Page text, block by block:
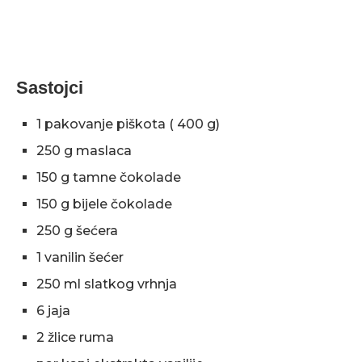
Sastojci
1 pakovanje piškota ( 400 g)
250 g maslaca
150 g tamne čokolade
150 g bijele čokolade
250 g šećera
1 vanilin šećer
250 ml slatkog vrhnja
6 jaja
2 žlice ruma